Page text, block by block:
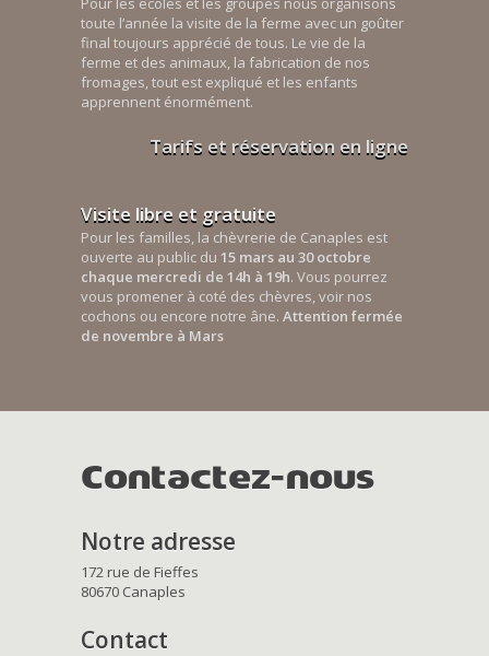
toute l’année la visite de la ferme avec un goûter
final toujours apprécié de tous. Le vie de la
ferme et des animaux, la fabrication de nos
fromages, tout est expliqué et les enfants
apprennent énormément.
Tarifs et réservation en ligne
Visite libre et gratuite
Pour les familles, la chèvrerie de Canaples est
ouverte au public du 15 mars au 30 octobre
chaque mercredi de 14h à 19h. Vous pourrez
vous promener à coté des chèvres, voir nos
cochons ou encore notre âne. Attention fermée
de novembre à Mars
Contactez-nous
Notre adresse
172 rue de Fieffes
80670 Canaples
Contact